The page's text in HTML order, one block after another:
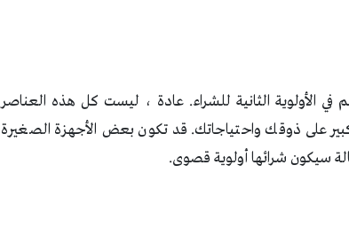
في الأولوية الثانية للشراء. عادة ، ليست كل هذه العناصر
على ذوقك واحتياجاتك. قد تكون بعض الأجهزة الصغيرة
سيكون شرائها أولوية قصوى.